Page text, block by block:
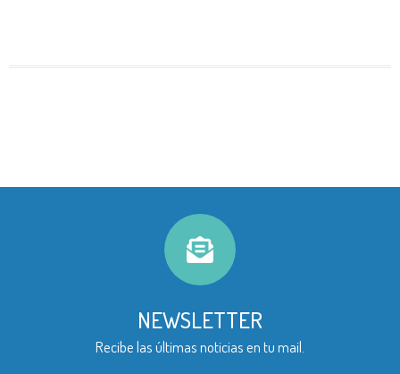
NEWSLETTER
Recibe las últimas noticias en tu mail.